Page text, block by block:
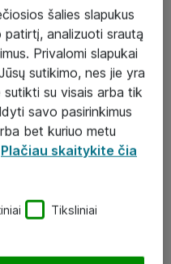
šalies slapukus
analizuoti srautą
Privalomi slapukai
sutikimo, nes jie yra
sutikti su visais arba tik
savo pasirinkimus
bet kuriuo metu
Plačiau skaitykite čia
Tiksliniai